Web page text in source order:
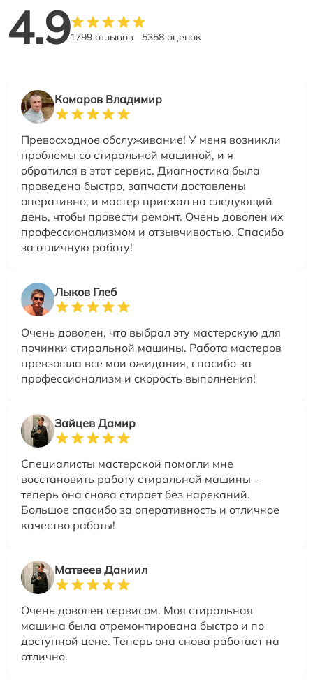
4.91799 отзывов 5358 оценок
Комаров Владимир
Превосходное обслуживание! У меня возникли
проблемы со стиральной машиной, и я
обратился в этот сервис. Диагностика была
проведена быстро, запчасти доставлены
оперативно, и мастер приехал на следующий
день, чтобы провести ремонт. Очень доволен их
профессионализмом и отзывчивостью. Спасибо
за отличную работу!
Лыков Глеб
Очень доволен, что выбрал эту мастерскую для
починки стиральной машины. Работа мастеров
превзошла все мои ожидания, спасибо за
профессионализм и скорость выполнения!
Зайцев Дамир
Специалисты мастерской помогли мне
восстановить работу стиральной машины -
теперь она снова стирает без нареканий.
Большое спасибо за оперативность и отличное
качество работы!
Матвеев Даниил
Очень доволен сервисом. Моя стиральная
машина была отремонтирована быстро и по
доступной цене. Теперь она снова работает на
отлично.